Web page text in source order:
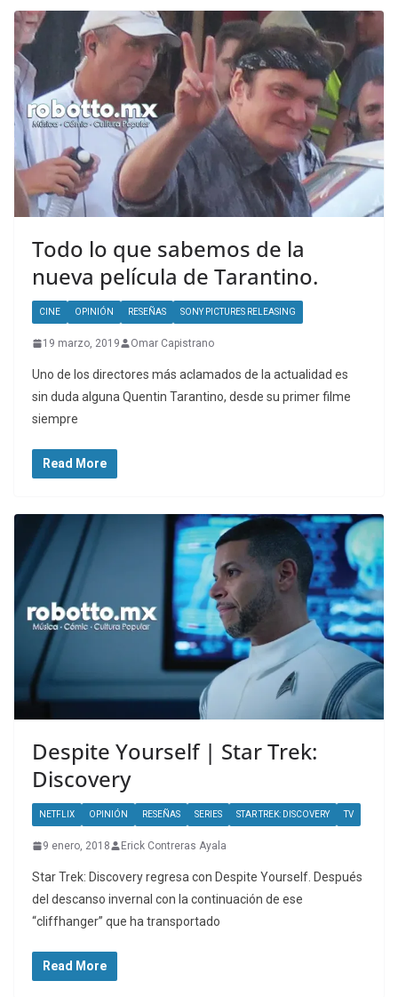
Todo lo que sabemos de la
nueva película de Tarantino.
CINE OPINIÓN RESEÑAS SONY PICTURES RELEASING
19 marzo, 2019 Omar Capistrano
Uno de los directores más aclamados de la actualidad es
sin duda alguna Quentin Tarantino, desde su primer filme
siempre
Read More
Despite Yourself | Star Trek:
Discovery
NETFLIX OPINIÓN RESEÑAS SERIES STAR TREK: DISCOVERY TV
9 enero, 2018 Erick Contreras Ayala
Star Trek: Discovery regresa con Despite Yourself. Después
del descanso invernal con la continuación de ese
“cliffhanger” que ha transportado
Read More